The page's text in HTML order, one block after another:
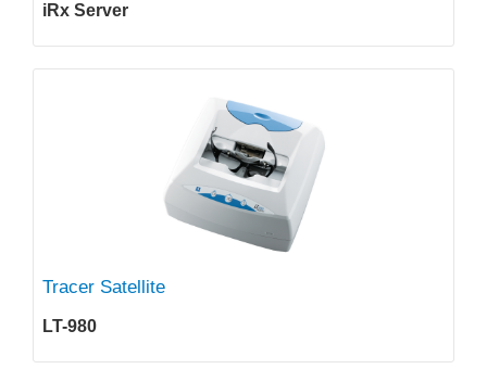
iRx Server
Tracer Satellite
LT-980